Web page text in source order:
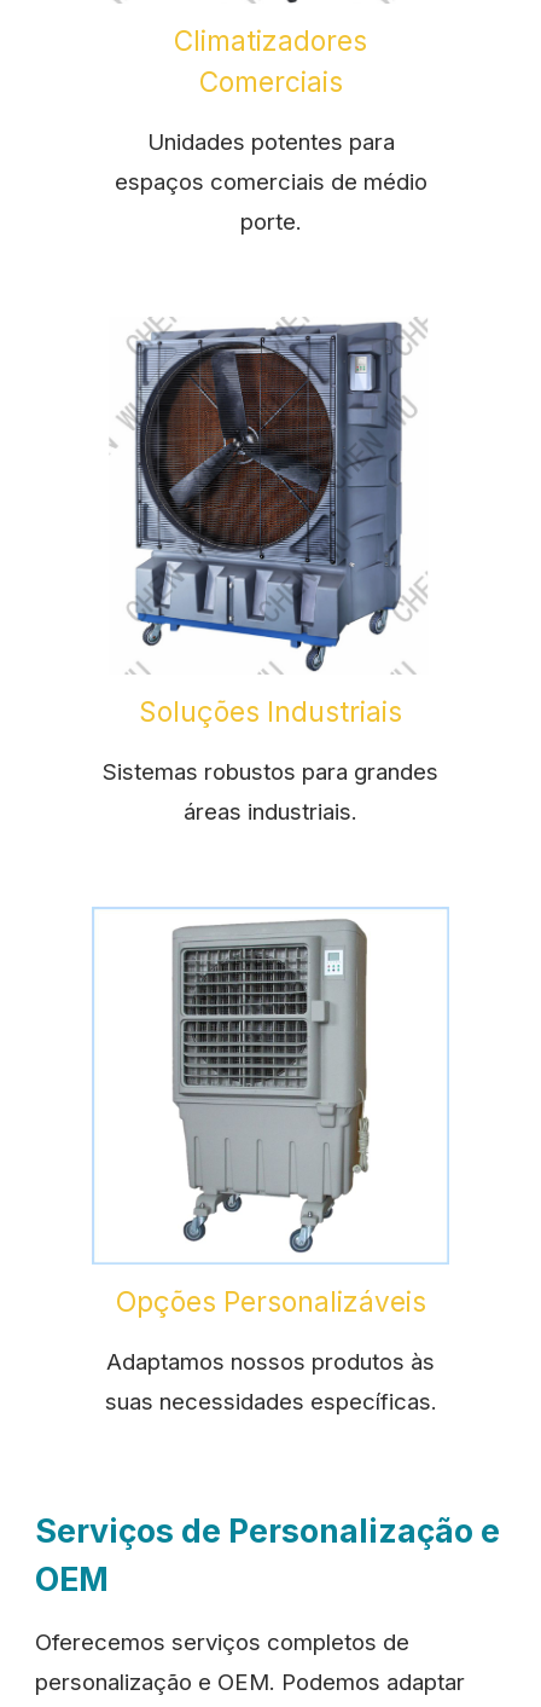
Climatizadores
Comerciais
Unidades potentes para
espaços comerciais de médio
porte.
Soluções Industriais
Sistemas robustos para grandes
áreas industriais.
Opções Personalizáveis
Adaptamos nossos produtos às
suas necessidades específicas.
Serviços de Personalização e
OEM
Oferecemos serviços completos de
personalização e OEM. Podemos adaptar